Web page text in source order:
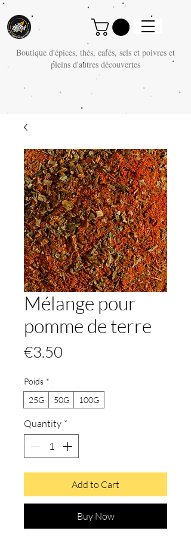
Boutique d'épices, thés, cafés, sels et poivres et
pleins d'autres découvertes
Mélange pour
pomme de terre
€3.50Price
Poids *
25G
50G 100G
Quantity *
Add to Cart
Buy Now